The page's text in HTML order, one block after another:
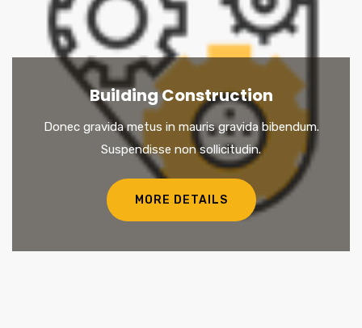
Building Construction
Donec gravida metus in mauris gravida bibendum.
Suspendisse non sollicitudin.
MORE DETAILS